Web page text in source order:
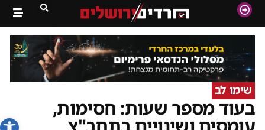
פתח
שימו לב
בעוד מספר שעות: חסימות,